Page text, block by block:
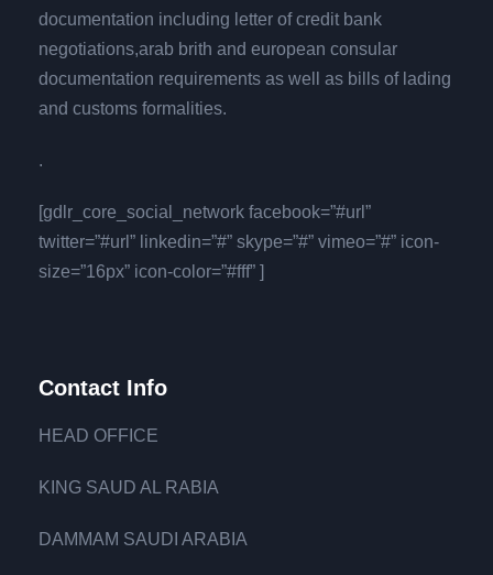
documentation including letter of credit bank
negotiations,arab brith and european consular
documentation requirements as well as bills of lading
and customs formalities.
.
[gdlr_core_social_network facebook=”#url”
twitter=”#url” linkedin=”#” skype=”#” vimeo=”#” icon-
size=”16px” icon-color=”#fff” ]
Contact Info
HEAD OFFICE
KING SAUD AL RABIA
DAMMAM SAUDI ARABIA